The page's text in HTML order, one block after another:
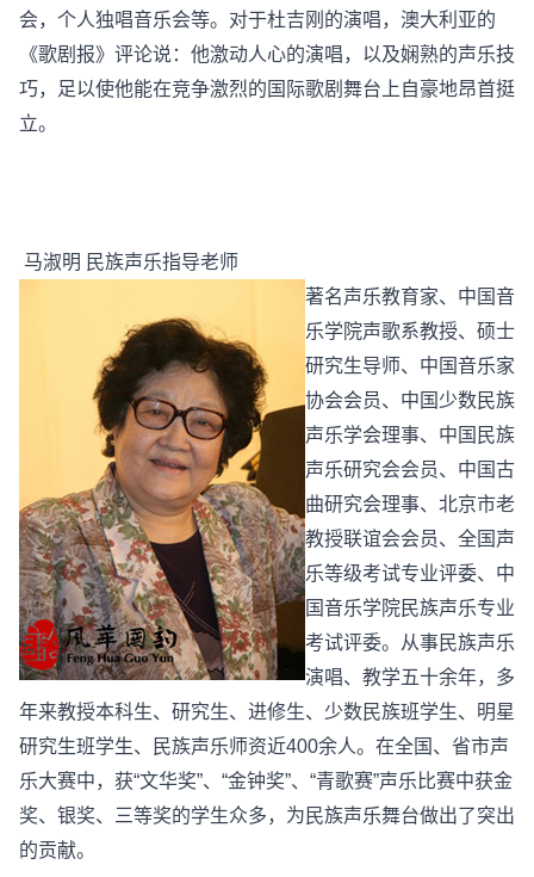
会，个人独唱音乐会等。对于杜吉刚的演唱，澳大利亚的
《歌剧报》评论说：他激动人心的演唱，以及娴熟的声乐技
巧，足以使他能在竞争激烈的国际歌剧舞台上自豪地昂首挺
立。
马淑明 民族声乐指导老师
著名声乐教育家、中国音
乐学院声歌系教授、硕士
研究生导师、中国音乐家
协会会员、中国少数民族
声乐学会理事、中国民族
声乐研究会会员、中国古
曲研究会理事、北京市老
教授联谊会会员、全国声
乐等级考试专业评委、中
国音乐学院民族声乐专业
考试评委。从事民族声乐
演唱、教学五十余年，多
年来教授本科生、研究生、进修生、少数民族班学生、明星
研究生班学生、民族声乐师资近400余人。在全国、省市声
乐大赛中，获“文华奖”、“金钟奖”、“青歌赛”声乐比赛中获金
奖、银奖、三等奖的学生众多，为民族声乐舞台做出了突出
的贡献。